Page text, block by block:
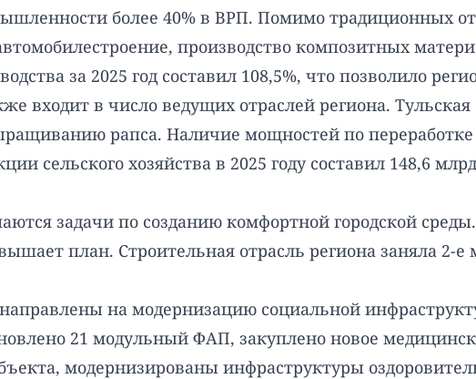
более 40% в ВРП. Помимо традиционных
производство композитных
за 2025 год составил 108,5%, что позволило
входит в число ведущих отраслей региона.
рапса. Наличие мощностей по переработке
сельского хозяйства в 2025 году составил 148,6
задачи по созданию комфортной городской
план. Строительная отрасль региона заняла
на модернизацию социальной
21 модульный ФАП, закуплено новое
модернизированы инфраструктуры